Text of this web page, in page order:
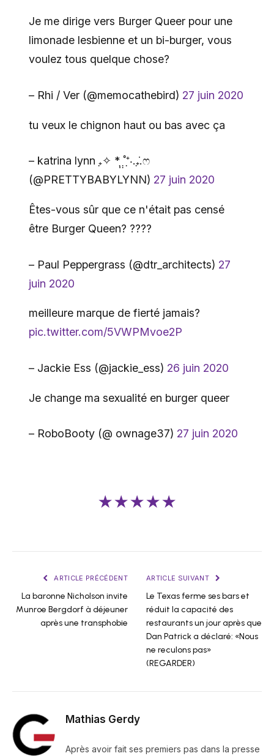
Je me dirige vers Burger Queer pour une
limonade lesbienne et un bi-burger, vous
voulez tous quelque chose?
– Rhi / Ver (@memocathebird) 27 juin 2020
tu veux le chignon haut ou bas avec ça
– katrina lynn ₊̣✧ * ̣̩˚̣̣⁺̣‧.₊̣̇.ෆ
(@PRETTYBABYLYNN) 27 juin 2020
Êtes-vous sûr que ce n'était pas censé
être Burger Queen? ????
– Paul Peppergrass (@dtr_architects) 27
juin 2020
meilleure marque de fierté jamais?
pic.twitter.com/5VWPMvoe2P
– Jackie Ess (@jackie_ess) 26 juin 2020
Je change ma sexualité en burger queer
– RoboBooty (@ ownage37) 27 juin 2020
★★★★★
ARTICLE PRÉCÉDENT
La baronne Nicholson invite
Munroe Bergdorf à déjeuner
après une transphobie
ARTICLE SUIVANT
Le Texas ferme ses bars et
réduit la capacité des
restaurants un jour après que
Dan Patrick a déclaré: «Nous
ne reculons pas»
(REGARDER)
Mathias Gerdy
Après avoir fait ses premiers pas dans la presse